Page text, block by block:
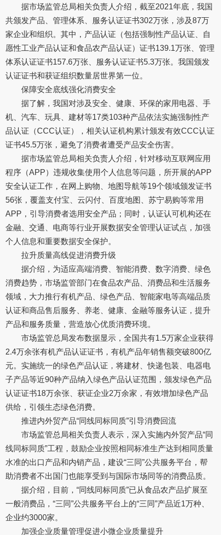
据市场监管总局相关负责人介绍，截至2021年底，我国
共颁发产品、管理体系、服务认证证书302万张，涉及87万
家企业和组织。其中，产品认证（包括强制性产品认证、自
愿性工业产品认证和食品农产品认证）证书139.1万张、管理
体系认证证书157.6万张、服务认证证书5.3万张。我国颁发
认证证书和获证组织数量居世界第一位。
保障安全底线强化消费安全
据了解，我国对涉及安全、健康、环保的家用电器、手
机、汽车、玩具、建材等17类103种产品依法实施强制性产
品认证（CCC认证），相关认证机构累计颁发有效CCC认证
证书45.5万张，避免了消费者遭受产品安全伤害。
据市场监管总局相关负责人介绍，针对移动互联网应用
程序（APP）违规收集使用个人信息等问题，所开展的APP
安全认证工作，在网上购物、地图导航等19个领域颁发证书
56张，覆盖支付宝、云闪付、百度地图、苏宁易购等常用
APP，引导消费者选用安全产品；同时，认证认可机构还在
金融、交通、电商等行业开展数据安全管理认证试点，加强
个人信息和重要数据安全保护。
拉升质量高线促进消费升级
据介绍，为适应高端消费、智能消费、数字消费、绿色
消费趋势，市场监管部门在食品农产品、消费品和生活服务
领域，大力推行有机产品、绿色产品、智能家电等高端品质
认证和商品售后服务、养老、健康、金融等服务认证，提升
产品和服务质量，营造放心优质消费环境。
市场监管总局发布数据显示，全国共有1.5万家企业获得
2.4万余张有机产品认证证书，有机产品年销售额突破800亿
元。实施统一的绿色产品认证，将建材、快递包装、电器电
子产品等近90种产品纳入绿色产品认证范围，颁发绿色产品
认证证书18万余张、获证企业2万余家，有效增加绿色产品
供给，引领生态绿色消费。
推进内外贸产品“同线同标同质”引导消费回流
市场监管总局相关负责人表示，深入实施内外贸产品“同
线同标同质”工程，鼓励企业按照相同标准生产达到相同质量
水准的出口产品和内销产品，建设“三同”公共服务平台，帮
助消费者不出国门也能享受到与国际市场同等的消费品质。
据介绍，目前，“同线同标同质”已从食品农产品扩展至
一般消费品，“三同”公共服务平台上的“三同”产品近1万种、
企业约3000家。
加强企业质量管理促进小微企业质量提升